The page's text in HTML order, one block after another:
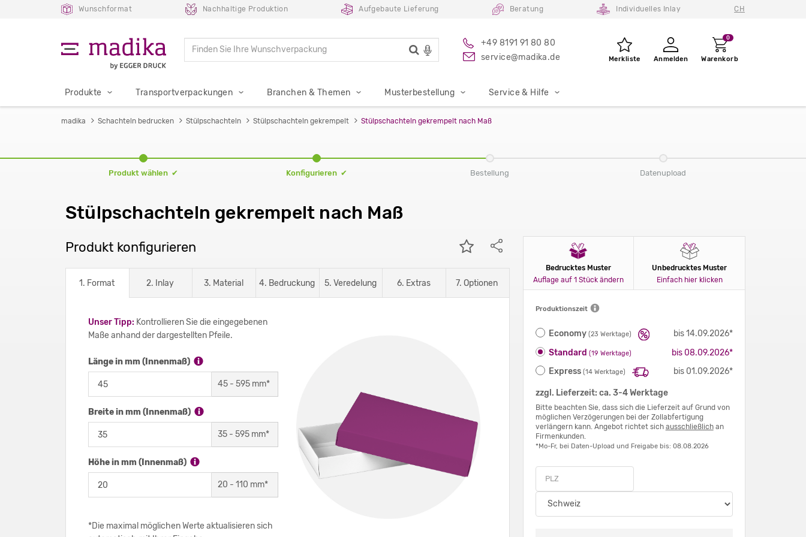
Wunschformat Nachhaltige Produktion Aufgebaute Lieferung Beratung Individuelles Inlay CH
+49 8191 91 80 80
service@madika.de
Merkliste Anmelden
0
Warenkorb
Produkte Transportverpackungen Branchen & Themen Musterbestellung Service & Hilfe
madika Schachteln bedrucken Stülpschachteln Stülpschachteln gekrempelt Stülpschachteln gekrempelt nach Maß
Produkt wählen ✔ Konfigurieren ✔ Bestellung Datenupload
Stülpschachteln gekrempelt nach Maß
Produkt konfigurieren
1. Format 2. Inlay 3. Material 4. Bedruckung 5. Veredelung 6. Extras 7. Optionen
Unser Tipp: Kontrollieren Sie die eingegebenen
Maße anhand der dargestellten Pfeile.
Länge in mm (Innenmaß)
45 -595 mm*
Breite in mm (Innenmaß)
35 -595 mm*
Höhe in mm (Innenmaß)
20 -110 mm*
*Die maximal möglichen Werte aktualisieren sich
Bedrucktes Muster
Auflage auf 1 Stück ändern
Unbedrucktes Muster
Einfach hier klicken
Produktionszeit
Economy (23 Werktage)
bis 14.09.2026*
Standard (19 Werktage)
bis 08.09.2026*
Express (14 Werktage) bis 01.09.2026*
zzgl. Lieferzeit: ca. 3-4 Werktage
Bitte beachten Sie, dass sich die Lieferzeit auf Grund von
möglichen Verzögerungen bei der Zollabfertigung
verlängern kann. Angebot richtet sich ausschließlichan
Firmenkunden.
*Mo-Fr, bei Daten-Upload und Freigabe bis: 08.08.2026